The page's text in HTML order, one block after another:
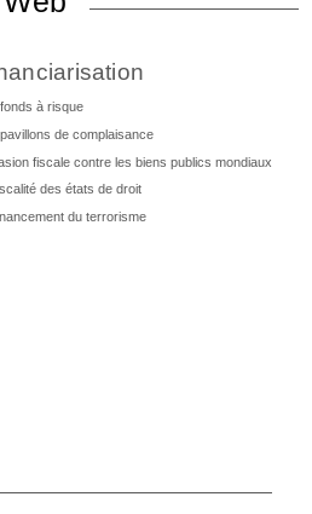
à risque
de complaisance
fiscale contre les biens publics mondiaux
des états de droit
du terrorisme